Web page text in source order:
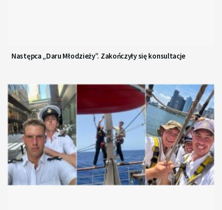
Następca „Daru Młodzieży”. Zakończyły się konsultacje